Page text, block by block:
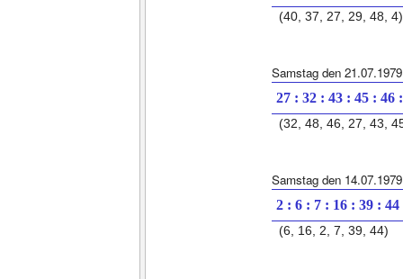
(40, 37, 27, 29, 48, 4)
Samstag den 21.07.1979
27 : 32 : 43 : 45 : 46
(32, 48, 46, 27, 43,
Samstag den 14.07.1979
2 : 6 : 7 : 16 : 39 : 44
(6, 16, 2, 7, 39, 44)